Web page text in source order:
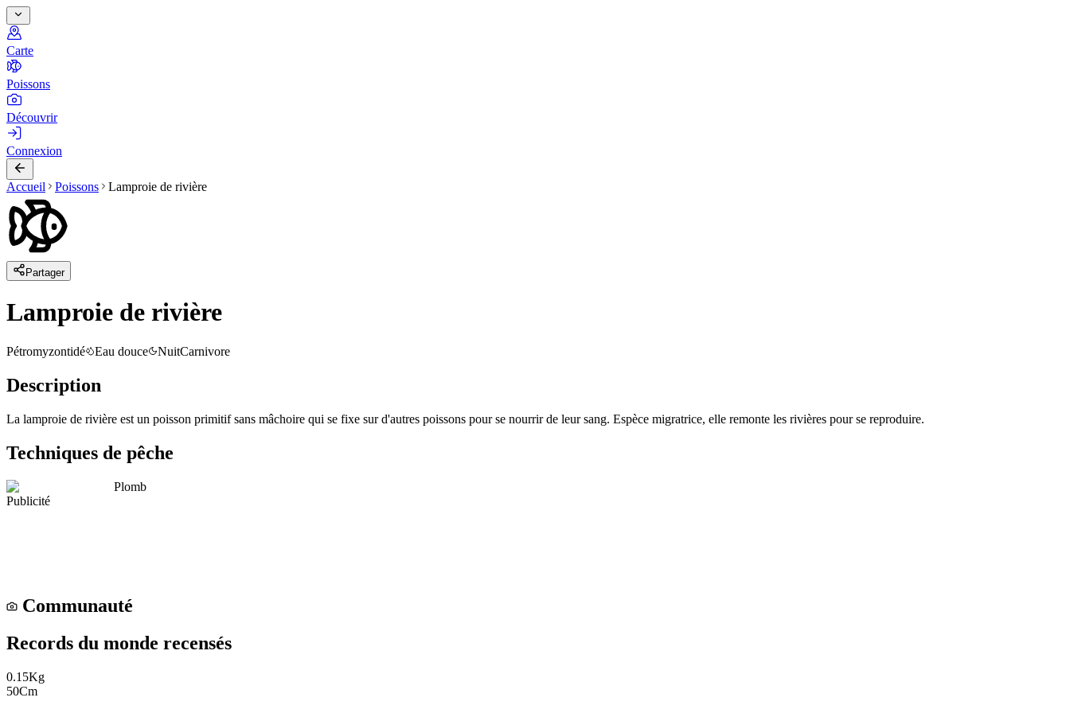
Carte
Poissons
Découvrir
Connexion
Accueil Poissons Lamproie de rivière
Partager
Lamproie de rivière
Pétromyzontidé Eau douce NuitCarnivore
Description
La lamproie de rivière est un poisson primitif sans mâchoire qui se fixe sur d'autres poissons pour se nourrir de leur sang. Espèce migratrice, elle remonte les rivières pour se reproduire.
Techniques de pêche
Plomb
Publicité
Communauté
Records du monde recensés
0.15Kg
50Cm